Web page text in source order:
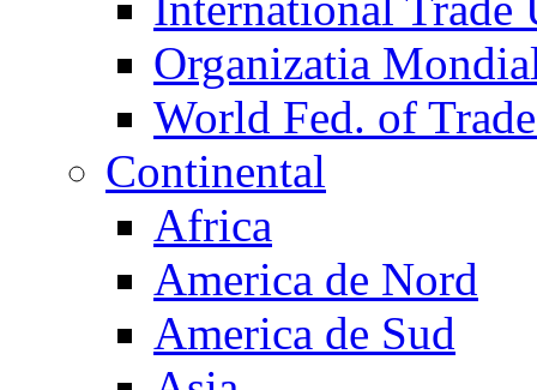
Organizatia
World Fed. of
Continental
Africa
America de Nord
America de Sud